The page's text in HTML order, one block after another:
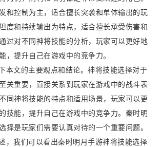
和控制为主，适合擅长突袭和单体输出的玩
度和持续输出为特点，适合擅长承受伤害和
过对不同神将技能的分析，玩家可以更好地
，提升自己在游戏中的竞争力。
本文的主要观点和结论。神将技能选择对于
关重要，直接关系到玩家在游戏中的战斗表
同神将技能的特点和适用场景，玩家可以更
技能，提升自己在游戏中的竞争力。秦时明
择是玩家们需要认真对待的一个重要问题。
，我们可以看出秦时明月手游神将技能选择